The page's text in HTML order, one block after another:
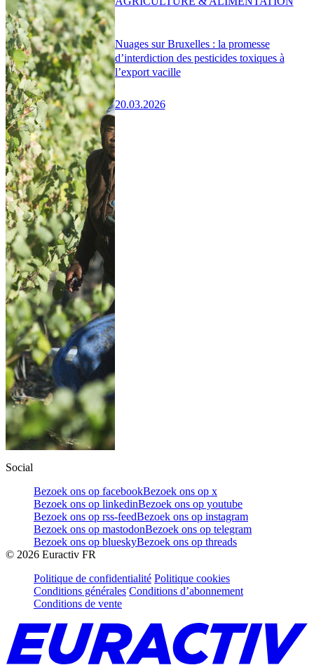
Nuages sur Bruxelles : la promesse
d’interdiction des pesticides toxiques à
l’export vacille
20.03.2026
Social
Bezoek ons op facebookBezoek ons op x
Bezoek ons op linkedinBezoek ons op youtube
Bezoek ons op rss-feedBezoek ons op instagram
Bezoek ons op mastodonBezoek ons op telegram
Bezoek ons op blueskyBezoek ons op threads
© 2026 Euractiv FR
Politique de confidentialité Politique cookies
Conditions générales Conditions d’abonnement
Conditions de vente